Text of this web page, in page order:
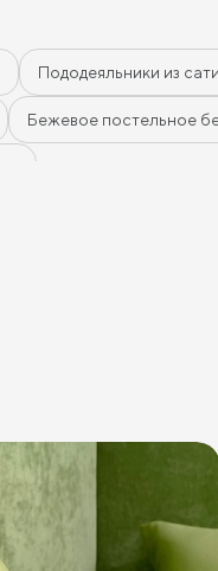
Пододеяльники из
Бежевое постельное